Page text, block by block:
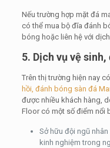
Nếu trường hợp mặt đá
có thể mua bộ đĩa đánh
bóng hoặc liên hệ với
5. Dịch vụ vệ
Trên thị trường hiện nay
hồi, đánh bóng sàn đá
được nhiều khách hàng,
Floor có một số điểm nổi
Sở hữu đội ngũ
kinh nghiệm trong